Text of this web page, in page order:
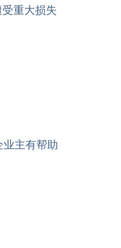
重大损失
主有帮助